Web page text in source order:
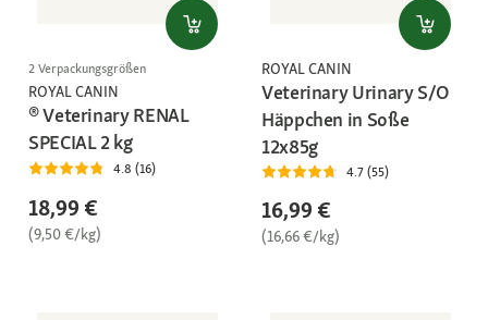
2 Verpackungsgrößen
ROYAL CANIN
® Veterinary RENAL
SPECIAL 2 kg
4.8 (16)
18,99 €
(9,50 €/kg)
ROYAL CANIN
Veterinary Urinary S/O
Häppchen in Soße
12x85g
4.7 (55)
16,99 €
(16,66 €/kg)